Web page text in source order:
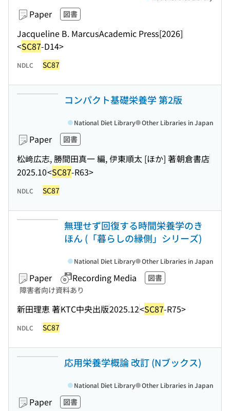
Paper 図書
Jacqueline B. MarcusAcademic Press[2026]
<SC87-D14>
NDLC SC87
コンパクト基礎栄養学 第2版
Paper 図書
松﨑広志, 勝間田真一 編, 伊東順太 [ほか] 著朝倉書店
2025.10<SC87-R63>
National Diet Library Other Libraries in Japan
NDLC SC87
無理せず回復する時間栄養学のき
ほん (「暮らしの縁側」シリーズ)
Paper Recording Media
図書
障害者向け資料あり
新田理恵 著KTC中央出版2025.12<SC87-R75>
National Diet Library Other Libraries in Japan
NDLC SC87
応用栄養学概論 改訂 (Nブックス)
Paper 図書
National Diet Library Other Libraries in Japan